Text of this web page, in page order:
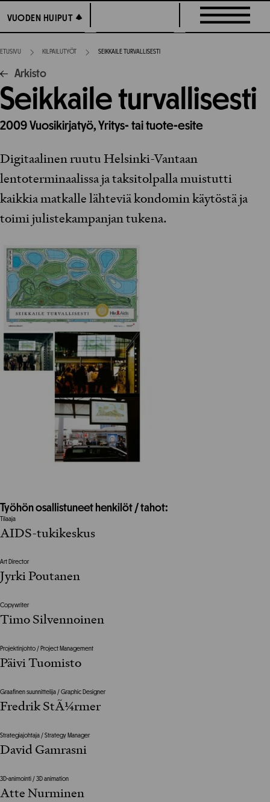
suoraan
sisältöön
VUODEN HUIPUT
VUODEN HUIPUT
ETUSIVU KILPAILUTYÖT SEIKKAILE TURVALLISESTI
Arkisto
Seikkaile turvallisesti
2009Vuosikirjatyö, Yritys- tai tuote-esite
Digitaalinen ruutu Helsinki-Vantaan
lentoterminaalissa ja taksitolpalla muistutti
kaikkia matkalle lähteviä kondomin käytöstä ja
toimi julistekampanjan tukena.
Työhön osallistuneet henkilöt / tahot:
Tilaaja
AIDS-tukikeskus
Art Director
Jyrki Poutanen
Copywriter
Timo Silvennoinen
Projektinjohto / Project Management
Päivi Tuomisto
Graafinen suunnittelija / Graphic Designer
Fredrik StÃ¼rmer
Strategiajohtaja / Strategy Manager
David Gamrasni
3D-animointi / 3D animation
Atte Nurminen